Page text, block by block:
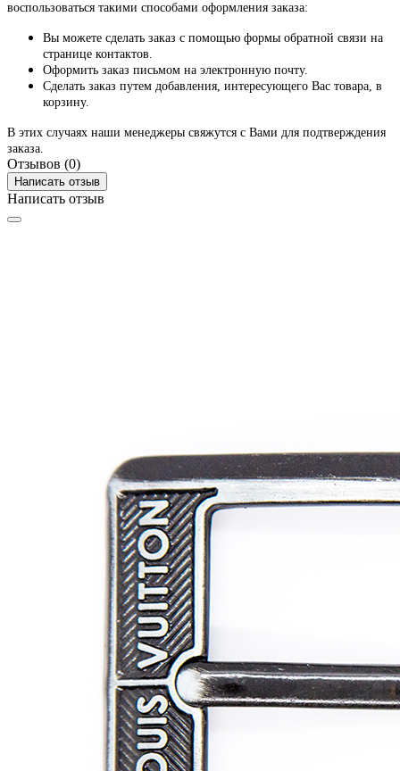
воспользоваться такими способами оформления заказа:
Вы можете сделать заказ с помощью формы обратной связи на
странице контактов.
Оформить заказ письмом на электронную почту.
Сделать заказ путем добавления, интересующего Вас товара, в
корзину.
В этих случаях наши менеджеры свяжутся с Вами для подтверждения
заказа.
Отзывов (0)
Написать отзыв
Написать отзыв